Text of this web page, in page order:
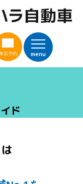
店予約 menu
ド